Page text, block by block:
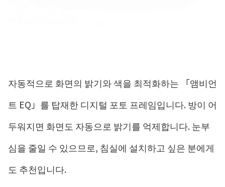
자동적으로 화면의 밝기와 색을 최적화하는 「앰비언
트 EQ」를 탑재한 디지털 포토 프레임입니다. 방이 어
두워지면 화면도 자동으로 밝기를 억제합니다. 눈부
심을 줄일 수 있으므로, 침실에 설치하고 싶은 분에게
도 추천입니다.